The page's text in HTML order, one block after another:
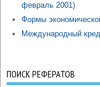
февраль 2001)
Формы
Международный
ПОИСК РЕФЕРАТОВ